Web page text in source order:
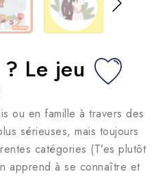
Le jeu
ou en famille à travers des
sérieuses, mais toujours
catégories (T’es plutôt
apprend à se connaître et